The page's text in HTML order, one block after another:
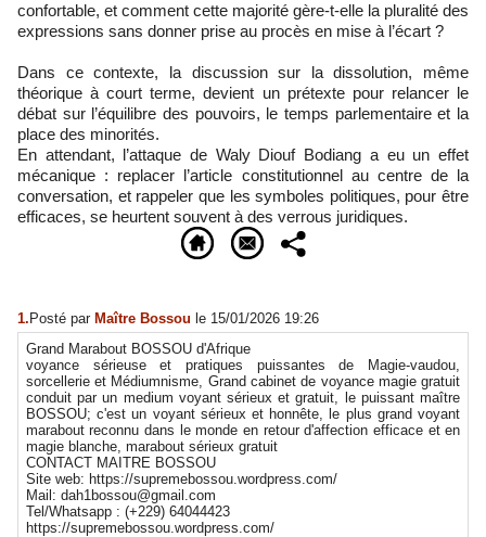
confortable, et comment cette majorité gère-t-elle la pluralité des
expressions sans donner prise au procès en mise à l’écart ?
Dans ce contexte, la discussion sur la dissolution, même
théorique à court terme, devient un prétexte pour relancer le
débat sur l’équilibre des pouvoirs, le temps parlementaire et la
place des minorités.
En attendant, l’attaque de Waly Diouf Bodiang a eu un effet
mécanique : replacer l’article constitutionnel au centre de la
conversation, et rappeler que les symboles politiques, pour être
efficaces, se heurtent souvent à des verrous juridiques.
1. Posté par Maître Bossou le 15/01/2026 19:26
Grand Marabout BOSSOU d'Afrique
voyance sérieuse et pratiques puissantes de Magie-vaudou,
sorcellerie et Médiumnisme, Grand cabinet de voyance magie gratuit
conduit par un medium voyant sérieux et gratuit, le puissant maître
BOSSOU; c'est un voyant sérieux et honnête, le plus grand voyant
marabout reconnu dans le monde en retour d'affection efficace et en
magie blanche, marabout sérieux gratuit
CONTACT MAITRE BOSSOU
Site web: https://supremebossou.wordpress.com/
Mail: dah1bossou@gmail.com
Tel/Whatsapp : (+229) 64044423
https://supremebossou.wordpress.com/